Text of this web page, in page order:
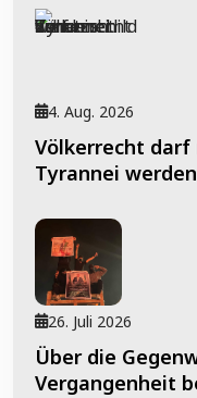
4. Aug. 2026
Völkerrecht darf
Tyrannei werden
26. Juli 2026
Über die
Vergangenheit